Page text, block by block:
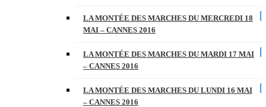
LA MONTÉE DES MARCHES DU MERCREDI 18
MAI – CANNES 2016
LA MONTÉE DES MARCHES DU MARDI 17 MAI
– CANNES 2016
LA MONTÉE DES MARCHES DU LUNDI 16 MAI
– CANNES 2016